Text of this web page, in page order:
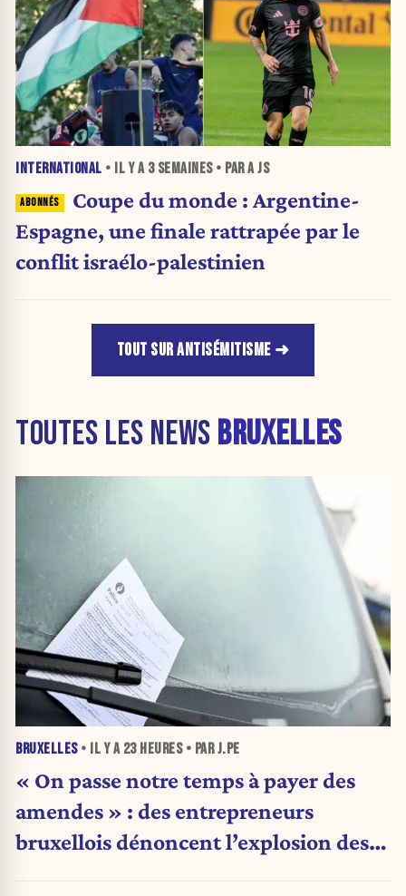
INTERNATIONAL • IL Y A 3 SEMAINES• PAR A JS
Coupe du monde : Argentine-
Espagne, une finale rattrapée par le
conflit israélo-palestinien
TOUT SUR ANTISÉMITISME
TOUTES LES NEWS BRUXELLES
BRUXELLES• IL Y A 23 HEURES• PAR J.PE
« On passe notre temps à payer des
amendes » : des entrepreneurs
bruxellois dénoncent l’explosion des